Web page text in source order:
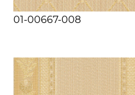
01-00667-008